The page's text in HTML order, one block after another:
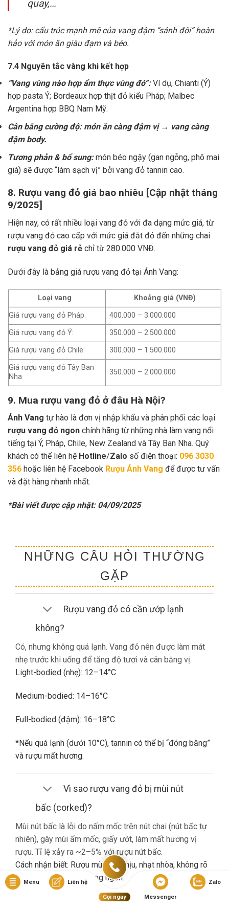
quay,…
*Lý do: cấu trúc mạnh mẽ của vang đậm “sánh đôi” hoàn
hảo với món ăn giàu đạm và béo.
7.4 Nguyên tắc vàng khi kết hợp
“Vang vùng nào hợp ẩm thực vùng đó”:Ví dụ, Chianti (Ý)
hợp pasta Ý; Bordeaux hợp thịt đỏ kiểu Pháp; Malbec
Argentina hợp BBQ Nam Mỹ.
Cân bằng cường độ: món ăn càng đậm vị → vang càng
đậm body.
Tương phản & bổ sung:món béo ngậy (gan ngỗng, phô mai
già) sẽ được “làm sạch vị” bởi vang đỏ tannin cao.
8. Rượu vang đỏ giá bao nhiêu [Cập nhật tháng
9/2025]
Hiện nay, có rất nhiều loại vang đỏ với đa dạng mức giá, từ
rượu vang đỏ cao cấp với mức giá đắt đỏ đến những chai
rượu vang đỏ giá rẻ chỉ từ 280.000 VNĐ.
Dưới đây là bảng giá rượu vang đỏ tại Ánh Vang:
Loại vang
Khoảng giá (VNĐ)
Giá rượu vang đỏ Pháp:
400.000 – 3.000.000
Giá rượu vang đỏ Ý:
350.000 – 2.500.000
Giá rượu vang đỏ Chile:
300.000 – 1.500.000
Giá rượu vang đỏ Tây Ban
Nha
350.000 – 2.000.000
9. Mua rượu vang đỏ ở đâu Hà Nội?
Ánh Vang tự hào là đơn vị nhập khẩu và phân phối các loại
rượu vang đỏ ngon chính hãng từ những nhà làm vang nổi
tiếng tại Ý, Pháp, Chile, New Zealand và Tây Ban Nha. Quý
khách có thể liên hệ Hotline/Zalo số điện thoại: 096 3030
356 hoặc liên hệ Facebook Rượu Ánh Vang để được tư vấn
và đặt hàng nhanh nhất.
*Bài viết được cập nhật: 04/09/2025
NHỮNG CÂU HỎI THƯỜNG
GẶP
Rượu vang đỏ có cần ướp lạnh
không?
Có, nhưng không quá lạnh. Vang đỏ nên được làm mát
nhẹ trước khi uống để tăng độ tươi và cân bằng vị:
Light-bodied (nhẹ): 12–14°C
Medium-bodied: 14–16°C
Full-bodied (đậm): 16–18°C
*Nếu quá lạnh (dưới 10°C), tannin có thể bị “đóng băng”
và rượu mất hương.
Vì sao rượu vang đỏ bị mùi nút
bấc (corked)?
Mùi nút bấc là lỗi do nấm mốc trên nút chai (nút bấc tự
nhiên), gây mùi ẩm mốc, giấy ướt, làm mất hương vị
rượu. Tỉ lệ xảy ra ~2–5% với rượu nút bấc.
Cách nhận biết: Rượu mùi khó chịu, nhạt nhòa, không rõ
hương trái cây dù là vang ngon.
Nếu gặp lỗi này, bạn nên liên hệ cửa hàng đổi trả (nếu có
Menu Liên hệ
Gọi ngay Messenger
Zalo